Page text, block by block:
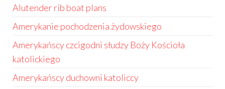
Alutender rib boat plans
Amerykanie pochodzenia żydowskiego
Amerykańscy czcigodni słudzy Boży Kościoła
katolickiego
Amerykańscy duchowni katoliccy